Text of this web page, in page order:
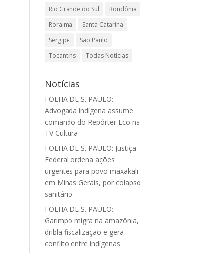
Rio Grande do Sul
Rondônia
Roraima
Santa Catarina
Sergipe
São Paulo
Tocantins
Todas Notícias
Notícias
FOLHA DE S. PAULO:
Advogada indígena assume
comando do Repórter Eco na
TV Cultura
FOLHA DE S. PAULO: Justiça
Federal ordena ações
urgentes para povo maxakali
em Minas Gerais, por colapso
sanitário
FOLHA DE S. PAULO:
Garimpo migra na amazônia,
dribla fiscalização e gera
conflito entre indígenas